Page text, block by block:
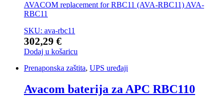
AVACOM replacement for RBC11 (AVA-RBC11) AVA-
RBC11
SKU: ava-rbc11
302,29 €
Dodaj u košaricu
Prenaponska zaštita, UPS uređaji
Avacom baterija za APC RBC110